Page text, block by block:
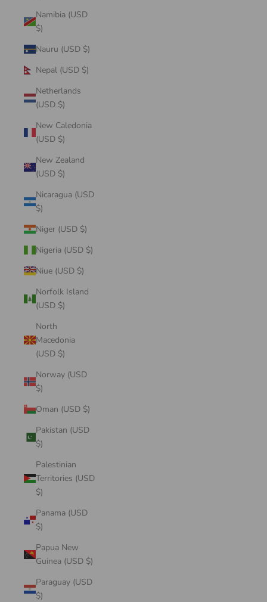
Namibia (USD
$)
Nauru (USD $)
Nepal (USD $)
Netherlands
(USD $)
New Caledonia
(USD $)
New Zealand
(USD $)
Nicaragua (USD
$)
Niger (USD $)
Nigeria (USD $)
Niue (USD $)
Norfolk Island
(USD $)
North
Macedonia
(USD $)
Norway (USD
$)
Oman (USD $)
Pakistan (USD
$)
Palestinian
Territories (USD
$)
Panama (USD
$)
Papua New
Guinea (USD $)
Paraguay (USD
$)